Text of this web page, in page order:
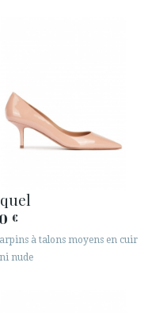
€
à talons moyens en cuir
nude